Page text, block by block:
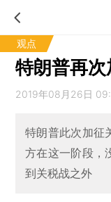
观点
特朗普再
2019年08月26日
特朗普此次加征
方在这一阶段，
到关税战之外